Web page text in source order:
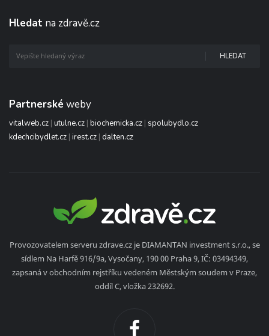
Hledat na zdravě.cz
HLEDAT
Partnerské weby
vitalweb.cz | utulne.cz | biochemicka.cz | spolubydlo.cz
kdechcibydlet.cz | irest.cz | dalten.cz
Provozovatelem serveru zdrave.cz je DIAMANTAN investment s.r.o., se
sídlem Na Harfě 916/9a, Vysočany, 190 00 Praha 9, IČ: 03494349,
zapsaná v obchodním rejstříku vedeném Městským soudem v Praze,
oddíl C, vložka 232692.